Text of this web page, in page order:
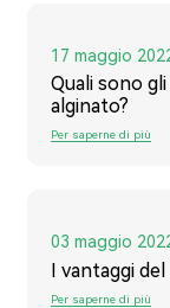
17 maggio
Quali sono
alginato?
Per saperne di più
03 maggio
I vantaggi
Per saperne di più